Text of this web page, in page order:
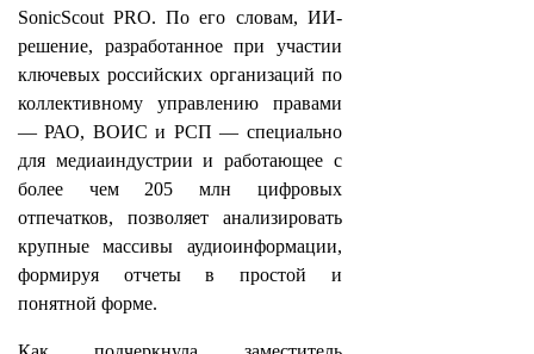
SonicScout PRO. По его словам, ИИ-
решение, разработанное при участии
ключевых российских организаций по
коллективному управлению правами
— РАО, ВОИС и РСП — специально
для медиаиндустрии и работающее с
более чем 205 млн цифровых
отпечатков, позволяет анализировать
крупные массивы аудиоинформации,
формируя отчеты в простой и
понятной форме.